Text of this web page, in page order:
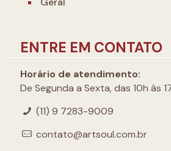
ENTRE EM CONTATO
Horário de atendimento:
De Segunda a Sexta, das 10h às
(11) 9 7283-9009
contato@artsoul.com.br